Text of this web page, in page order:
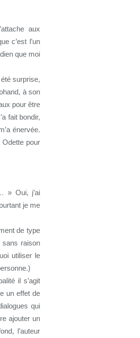
aux
c’est l’un
que moi
été surprise,
à son
pour être
fait bondir,
énervée.
Odette pour
» Oui, j’ai
je me
de type
sans raison
utiliser le
il s’agit
un effet de
qui
ajouter un
l’auteur